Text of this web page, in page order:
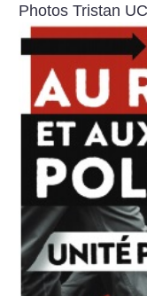
Photos Tristan